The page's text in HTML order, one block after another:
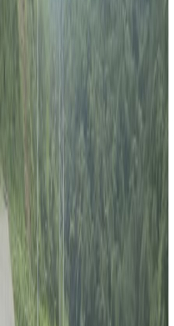
युवकका लागि उपचार खर्च जुटाउन
बढ्न थालेको छ ।
नेपाली युवक अर्जुन तिमल्सिनालाई एक
लागेको हो । युवकले सहयोगको याचना
संघसंस्थाहरुले सहयोग संकलन गर्न
कास्की समाज र नेपाली समुदायका
पुगेर सहयोग संकलन बारे योजना
कुइन्सल्याण्डमा सक्रिय नेपाली
संकलन सुरु गरेका हुन् ।